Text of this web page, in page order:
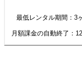
最低レンタル期間：3
月額課金の自動終了： 12